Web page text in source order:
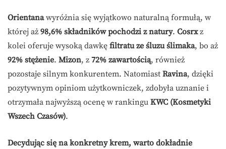
Orientanawyróżnia się wyjątkowo naturalną formułą, w
której aż 98,6% składników pochodzi z natury. Cosrxz
kolei oferuje wysoką dawkę filtratu ze śluzu ślimaka, bo aż
92% stężenie. Mizon, z 72% zawartością, również
pozostaje silnym konkurentem. Natomiast Ravina, dzięki
pozytywnym opiniom użytkowniczek, zdobyła uznanie i
otrzymała najwyższą ocenę w rankingu KWC (Kosmetyki
Wszech Czasów).
Decydując się na konkretny krem, warto dokładnie